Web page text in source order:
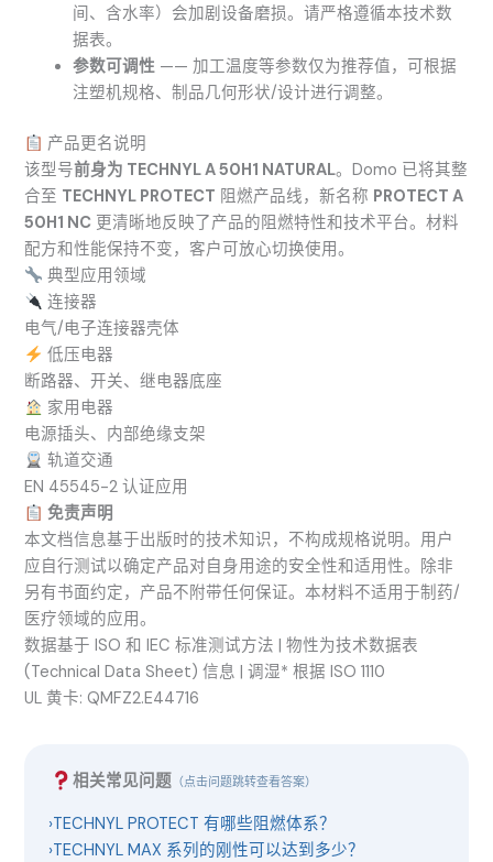
间、含水率）会加剧设备磨损。请严格遵循本技术数
据表。
参数可调性 —— 加工温度等参数仅为推荐值，可根据
注塑机规格、制品几何形状/设计进行调整。
产品更名说明
该型号前身为 TECHNYL A 50H1 NATURAL。Domo 已将其整
合至 TECHNYL PROTECT 阻燃产品线，新名称 PROTECT A
50H1 NC 更清晰地反映了产品的阻燃特性和技术平台。材料
配方和性能保持不变，客户可放心切换使用。
典型应用领域
连接器
电气/电子连接器壳体
低压电器
断路器、开关、继电器底座
家用电器
电源插头、内部绝缘支架
轨道交通
EN 45545-2 认证应用
免责声明
本文档信息基于出版时的技术知识，不构成规格说明。用户
应自行测试以确定产品对自身用途的安全性和适用性。除非
另有书面约定，产品不附带任何保证。本材料不适用于制药/
医疗领域的应用。
数据基于 ISO 和 IEC 标准测试方法 | 物性为技术数据表
(Technical Data Sheet) 信息 | 调湿* 根据 ISO 1110
UL 黄卡: QMFZ2.E44716
相关常见问题（点击问题跳转查看答案）
›TECHNYL PROTECT 有哪些阻燃体系？
›TECHNYL MAX 系列的刚性可以达到多少？